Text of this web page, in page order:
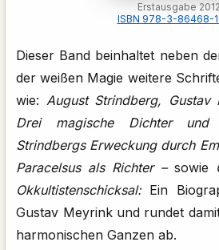
Erstausgabe 2012
ISBN 978-3-86468-
Dieser Band beinhaltet neben
der weißen Magie weitere
wie: August Strindberg, Gustav
Drei magische Dichter
Strindbergs Erweckung durch
Paracelsus als Richter –sowie
Okkultistenschicksal:Ein
Gustav Meyrink und rundet
harmonischen Ganzen ab.